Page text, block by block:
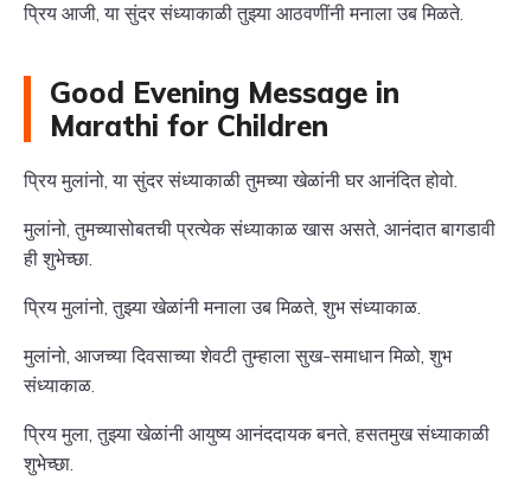
प्रिय आजी, या सुंदर संध्याकाळी तुझ्या आठवणींनी मनाला उब मिळते.
Good Evening Message in
Marathi for Children
प्रिय मुलांनो, या सुंदर संध्याकाळी तुमच्या खेळांनी घर आनंदित होवो.
मुलांनो, तुमच्यासोबतची प्रत्येक संध्याकाळ खास असते, आनंदात बागडावी
ही शुभेच्छा.
प्रिय मुलांनो, तुझ्या खेळांनी मनाला उब मिळते, शुभ संध्याकाळ.
मुलांनो, आजच्या दिवसाच्या शेवटी तुम्हाला सुख-समाधान मिळो, शुभ
संध्याकाळ.
प्रिय मुला, तुझ्या खेळांनी आयुष्य आनंददायक बनते, हसतमुख संध्याकाळी
शुभेच्छा.